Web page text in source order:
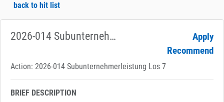
back to hit list
2026-014 Subunternehmerleistung Los 7
Apply
Recommend
Action: 2026-014 Subunternehmerleistung Los 7
BRIEF DESCRIPTION